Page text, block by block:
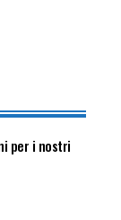
per i nostri